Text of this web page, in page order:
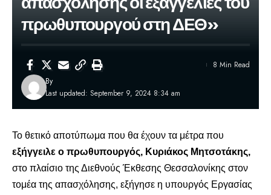
πρωθυπουργού στη ΔΕΘ»
Last updated: September 9, 2024 8:34 am
By
8 Min Read
Το θετικό αποτύπωμα που θα έχουν τα μέτρα που
εξήγγειλε ο πρωθυπουργός, Κυριάκος Μητσοτάκης,
στο πλαίσιο της Διεθνούς Έκθεσης Θεσσαλονίκης στον
τομέα της απασχόλησης, εξήγησε η υπουργός Εργασίας